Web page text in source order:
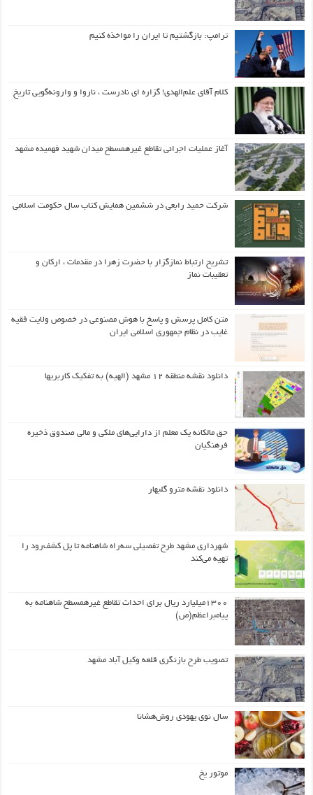
ترامپ: بازگشتیم تا ایران را مواخذه کنیم
کلام آقای علم‌الهدی! گزاره ای نادرست ، ناروا و وارونه‌گویی تاریخ
آغاز عملیات اجرائی تقاطع غیرهمسطح میدان شهید فهمیده مشهد
شرکت حمید رابعی در ششمین همایش کتاب سال حکومت اسلامی
تشریح ارتباط نمازگزار با حضرت زهرا در مقدمات ، ارکان و
تعقیبات نماز
متن کامل پرسش و پاسخ با هوش مصنوعی در خصوص ولایت فقیه
غایب در نظام جمهوری اسلامی ایران
دانلود نقشه منطقه ۱۲ مشهد (الهیه) به تفکیک کاربریها
حق مالکانه یک معلم از دارایی‌های ملکی و مالی صندوق ذخیره
فرهنگیان
دانلود نقشه مترو گلبهار
شهرداری مشهد طرح تفصیلی سه‌راه شاهنامه تا پل کشف‌رود را
تهیه می‌کند
۱۳۰۰میلیارد ریال برای احداث تقاطع غیرهمسطح شاهنامه به
پیامبراعظم(ص)
تصویب طرح بازنگری قلعه وکیل آباد مشهد
سال نوی یهودی روش‌هشانا
موتور یخ